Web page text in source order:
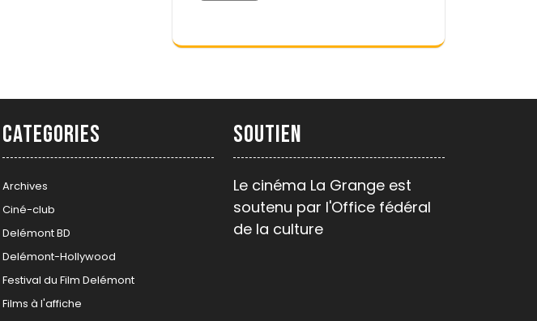
Categories
Archives
Ciné-club
Delémont BD
Delémont-Hollywood
Festival du Film Delémont
Films à l'affiche
Soutien
Le cinéma La Grange est
soutenu par l'Office fédéral
de la culture